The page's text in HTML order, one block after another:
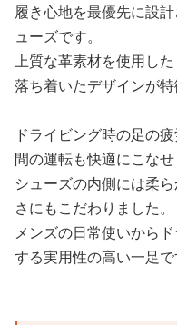
履き心地を最優先に設
ューズです。
上質な革素材を使用し
落ち着いたデザインが特
ドライビング時の足の
間の運転も快適にこなせ
シューズの内側には柔
さにもこだわりました。
メンズの日常使いから
する実用性の高い一足で